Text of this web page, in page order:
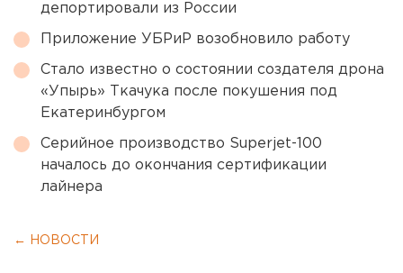
депортировали из России
Приложение УБРиР возобновило работу
Стало известно о состоянии создателя дрона
«Упырь» Ткачука после покушения под
Екатеринбургом
Серийное производство Superjet-100
началось до окончания сертификации
лайнера
← НОВОСТИ